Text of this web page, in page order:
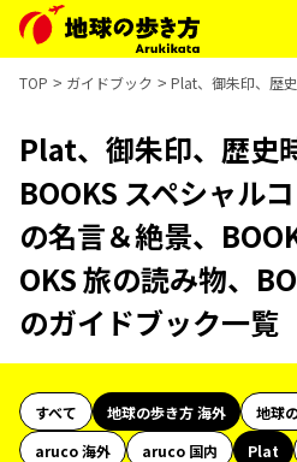
TOP ガイドブック Plat、御朱印、歴
Plat、御朱印、歴史
BOOKS スペシャル
の名言＆絶景、
OKS 旅の読み物、
のガイドブック一覧
すべて 地球の歩き方 海外
地球
aruco 海外
aruco 国内 Plat